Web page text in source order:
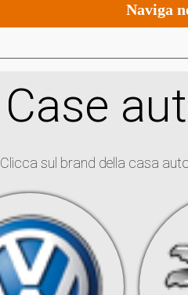
Naviga
Case
Clicca sul brand della casa